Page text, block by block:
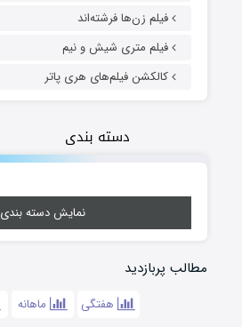
فیلم زن‌ها فرشته‌اند
فیلم متری شیش و نیم
کالکشن فیلم‌های هری پاتر
دسته بندی
نمایش دسته بندی
مطالب پربازدید
هفتگی ماهانه